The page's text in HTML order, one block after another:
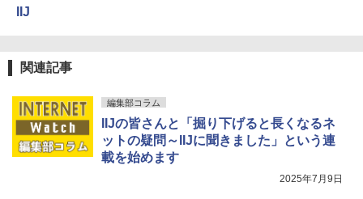
IIJ
関連記事
編集部コラム
IIJの皆さんと「掘り下げると長くなるネ
ットの疑問～IIJに聞きました」という連
載を始めます
2025年7月9日